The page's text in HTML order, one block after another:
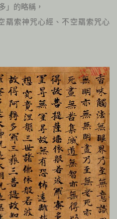
」的略稱，
羂索神咒心經、不空羂索咒心